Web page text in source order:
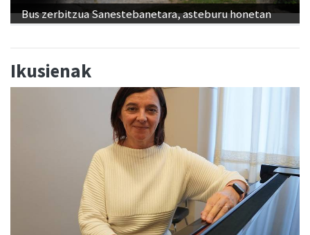
Bus zerbitzua Sanestebanetara, asteburu honetan
Ikusienak